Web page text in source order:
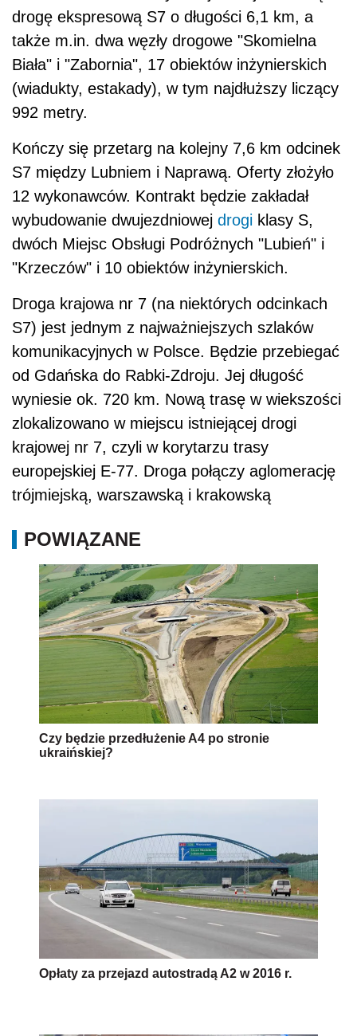
drogę ekspresową S7 o długości 6,1 km, a
także m.in. dwa węzły drogowe "Skomielna
Biała" i "Zabornia", 17 obiektów inżynierskich
(wiadukty, estakady), w tym najdłuższy liczący
992 metry.
Kończy się przetarg na kolejny 7,6 km odcinek
S7 między Lubniem i Naprawą. Oferty złożyło
12 wykonawców. Kontrakt będzie zakładał
wybudowanie dwujezdniowej drogi klasy S,
dwóch Miejsc Obsługi Podróżnych "Lubień" i
"Krzeczów" i 10 obiektów inżynierskich.
Droga krajowa nr 7 (na niektórych odcinkach
S7) jest jednym z najważniejszych szlaków
komunikacyjnych w Polsce. Będzie przebiegać
od Gdańska do Rabki-Zdroju. Jej długość
wyniesie ok. 720 km. Nową trasę w wiekszości
zlokalizowano w miejscu istniejącej drogi
krajowej nr 7, czyli w korytarzu trasy
europejskiej E-77. Droga połączy aglomerację
trójmiejską, warszawską i krakowską
POWIĄZANE
Czy będzie przedłużenie A4 po stronie
ukraińskiej?
Opłaty za przejazd autostradą A2 w 2016 r.